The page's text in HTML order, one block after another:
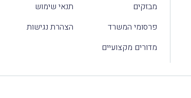
מבזקים
פרסומי המשרד
מדורים מקצועיים
תנאי שימוש
הצהרת נגישות